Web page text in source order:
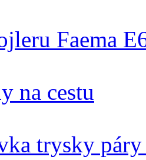
Faema
na cestu
trysky